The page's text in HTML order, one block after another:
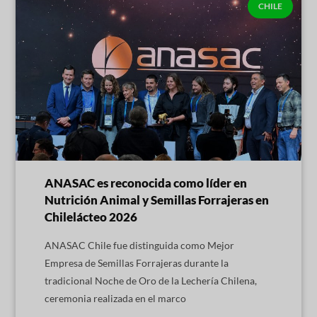
CHILE
ANASAC es reconocida como líder en
Nutrición Animal y Semillas Forrajeras en
Chilelácteo 2026
ANASAC Chile fue distinguida como Mejor
Empresa de Semillas Forrajeras durante la
tradicional Noche de Oro de la Lechería Chilena,
ceremonia realizada en el marco